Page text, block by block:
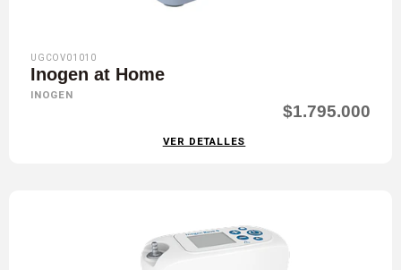
UGCOV01010
Inogen at Home
INOGEN
$1.795.000
VER DETALLES